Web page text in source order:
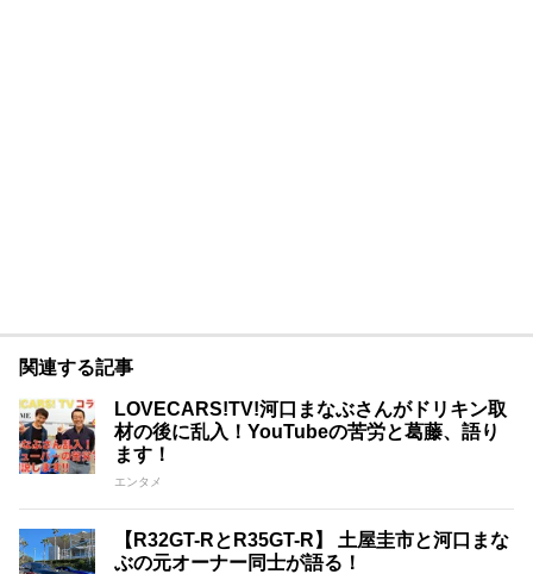
関連する記事
LOVECARS!TV!河口まなぶさんがドリキン取
材の後に乱入！YouTubeの苦労と葛藤、語り
ます！
エンタメ
【R32GT-RとR35GT-R】 土屋圭市と河口まな
ぶの元オーナー同士が語る！